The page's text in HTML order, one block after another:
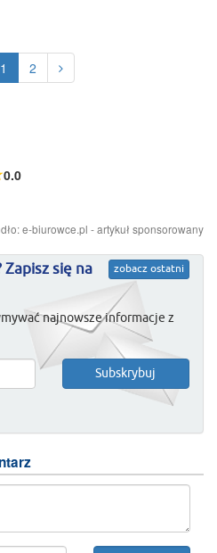
1 2
0.0
e-biurowce.pl - artykuł sponsorowany
zobacz ostatni
Zapisz się na
najnowsze informacje z